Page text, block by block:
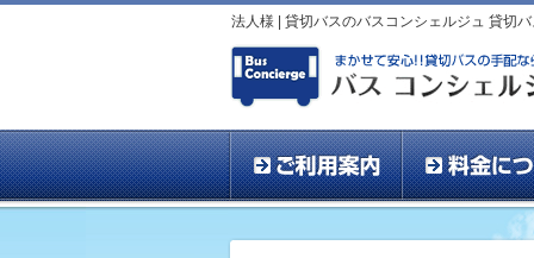
法人様 | 貸切バスのバスコンシェルジュ 貸切
ご利用案内